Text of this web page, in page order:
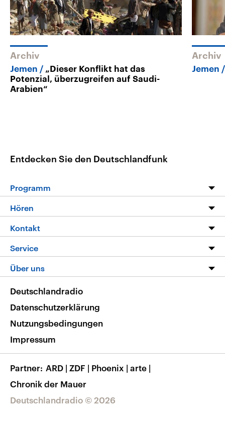
Archiv
Jemen
„Dieser Konflikt hat das
Potenzial, überzugreifen auf Saudi-
Arabien“
Archiv
Jemen
Entdecken Sie den Deutschlandfunk
Programm
Programm
Die Nachrichten
Nachrichtenleicht
Neue Beiträge auf dlf.de
Hören
Livestream
Podcasts
Deutschlandfunk App
Nachrichten App
Frequenzen
Kontakt
Hörerservice
Service
FAQ
Veranstaltungen
Musikliste
RSS
Über uns
Barrierefreiheit
Deutschlandradio © 2026
Deutschlandradio
Datenschutzerklärung
Nutzungsbedingungen
Impressum
Partner ARD | ZDF | Phoenix | arte |
Chronik der Mauer